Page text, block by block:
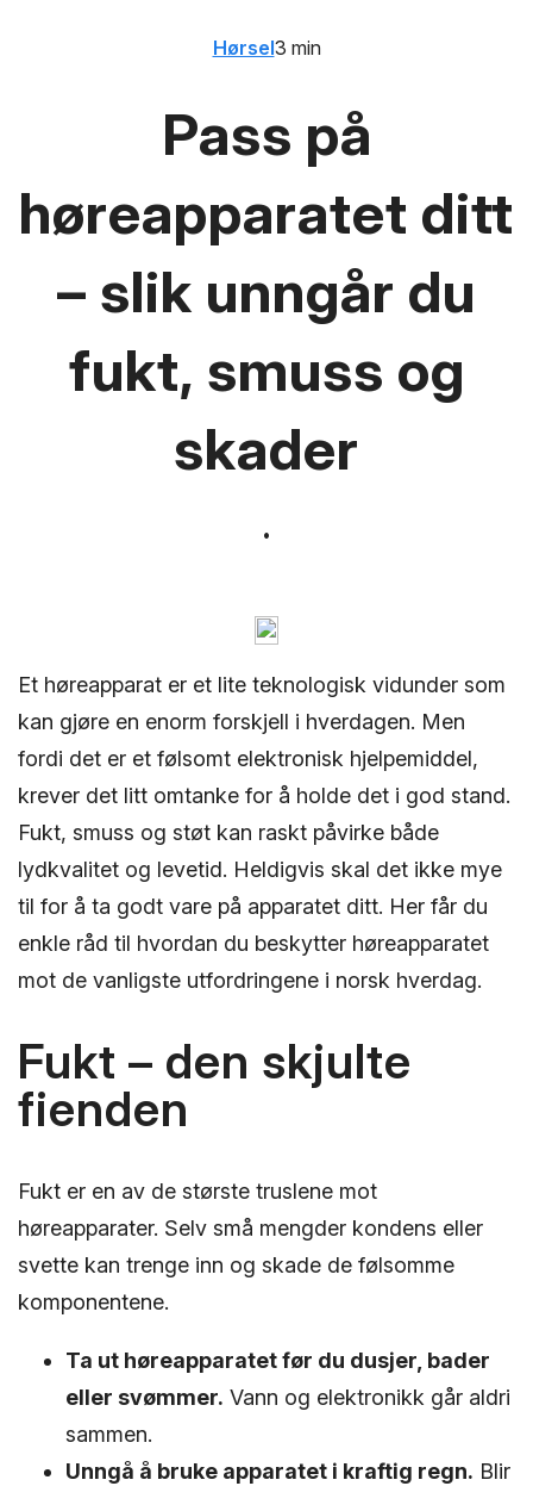
Pass på
høreapparatet ditt
– slik unngår du
fukt, smuss og
skader
Hørsel3 min
Et høreapparat er et lite teknologisk vidunder som
kan gjøre en enorm forskjell i hverdagen. Men
fordi det er et følsomt elektronisk hjelpemiddel,
krever det litt omtanke for å holde det i god stand.
Fukt, smuss og støt kan raskt påvirke både
lydkvalitet og levetid. Heldigvis skal det ikke mye
til for å ta godt vare på apparatet ditt. Her får du
enkle råd til hvordan du beskytter høreapparatet
mot de vanligste utfordringene i norsk hverdag.
Fukt – den skjulte
fienden
Fukt er en av de største truslene mot
høreapparater. Selv små mengder kondens eller
svette kan trenge inn og skade de følsomme
komponentene.
Ta ut høreapparatet før du dusjer, bader
eller svømmer. Vann og elektronikk går aldri
sammen.
Unngå å bruke apparatet i kraftig regn. Blir